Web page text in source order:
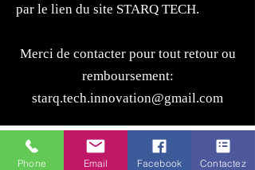
par le lien du site STARQ TECH.
Merci de contacter pour tout retour ou
remboursement:
starq.tech.innovation@gmail.com
Phone Email Facebook Contactez